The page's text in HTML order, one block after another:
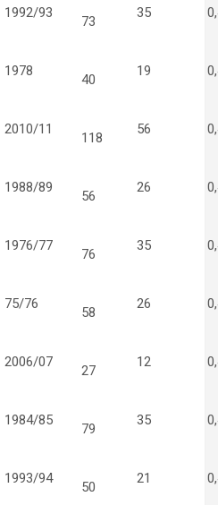
1992/93
73
35
1978
40
19
2010/11
118
56
1988/89
56
26
1976/77
76
35
75/76
58
26
2006/07
27
12
1984/85
79
35
1993/94
50
21